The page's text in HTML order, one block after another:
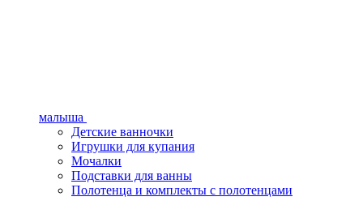
малыша
Детские ванночки
Игрушки для купания
Мочалки
Подставки для ванны
Полотенца и комплекты с полотенцами